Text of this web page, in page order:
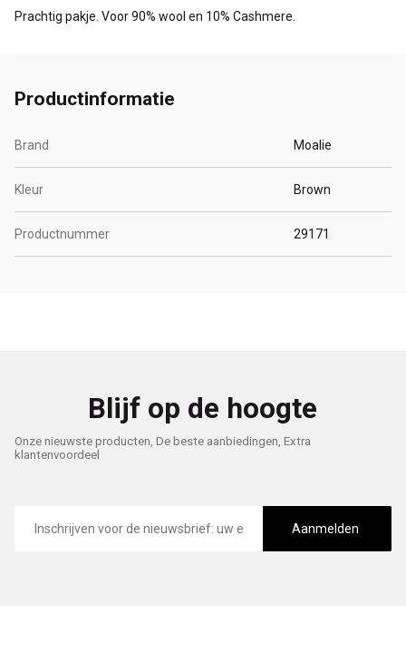
Prachtig pakje. Voor 90% wool en 10% Cashmere.
Productinformatie
Brand Moalie
Kleur Brown
Productnummer 29171
Blijf op de hoogte
Onze nieuwste producten, De beste aanbiedingen, Extra
klantenvoordeel
mailadres
Aanmelden